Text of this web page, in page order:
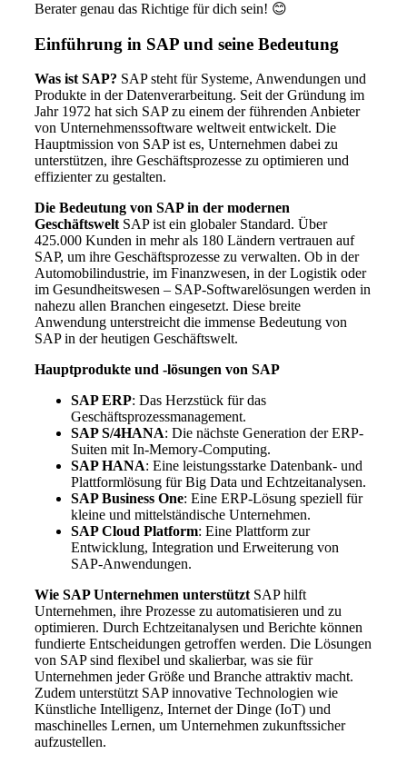
Berater genau das Richtige für dich sein! 😊
Einführung in SAP und seine Bedeutung
Was ist SAP? SAP steht für Systeme, Anwendungen und
Produkte in der Datenverarbeitung. Seit der Gründung im
Jahr 1972 hat sich SAP zu einem der führenden Anbieter
von Unternehmenssoftware weltweit entwickelt. Die
Hauptmission von SAP ist es, Unternehmen dabei zu
unterstützen, ihre Geschäftsprozesse zu optimieren und
effizienter zu gestalten.
Die Bedeutung von SAP in der modernen
GeschäftsweltSAP ist ein globaler Standard. Über
425.000 Kunden in mehr als 180 Ländern vertrauen auf
SAP, um ihre Geschäftsprozesse zu verwalten. Ob in der
Automobilindustrie, im Finanzwesen, in der Logistik oder
im Gesundheitswesen – SAP-Softwarelösungen werden in
nahezu allen Branchen eingesetzt. Diese breite
Anwendung unterstreicht die immense Bedeutung von
SAP in der heutigen Geschäftswelt.
Hauptprodukte und -lösungen von SAP
SAP ERP: Das Herzstück für das
Geschäftsprozessmanagement.
SAP S/4HANA: Die nächste Generation der ERP-
Suiten mit In-Memory-Computing.
SAP HANA: Eine leistungsstarke Datenbank- und
Plattformlösung für Big Data und Echtzeitanalysen.
SAP Business One: Eine ERP-Lösung speziell für
kleine und mittelständische Unternehmen.
SAP Cloud Platform: Eine Plattform zur
Entwicklung, Integration und Erweiterung von
SAP-Anwendungen.
Wie SAP Unternehmen unterstütztSAP hilft
Unternehmen, ihre Prozesse zu automatisieren und zu
optimieren. Durch Echtzeitanalysen und Berichte können
fundierte Entscheidungen getroffen werden. Die Lösungen
von SAP sind flexibel und skalierbar, was sie für
Unternehmen jeder Größe und Branche attraktiv macht.
Zudem unterstützt SAP innovative Technologien wie
Künstliche Intelligenz, Internet der Dinge (IoT) und
maschinelles Lernen, um Unternehmen zukunftssicher
aufzustellen.